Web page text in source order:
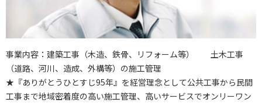
事業内容：建築工事（木造、鉄骨、リフォーム等） 土木工事
（道路、河川、造成、外構等）の施工管理
★『ありがとうひとすじ95年』を経営理念として公共工事から民間
工事まで地域密着度の高い施工管理、高いサービスでオンリーワン